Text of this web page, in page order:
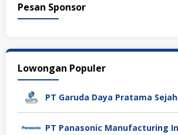
Pesan Sponsor
Lowongan Populer
PT Garuda Daya Pratama
PT Panasonic Manufacturing